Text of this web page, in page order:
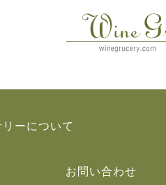
ーについて
お問い合わせ